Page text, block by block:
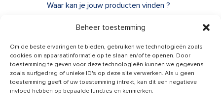
Beheer toestemming
Om de beste ervaringen te bieden, gebruiken we technologieën zoals
cookies om apparaatinformatie op te slaan en/of te openen. Door
toestemming te geven voor deze technologieën kunnen we gegevens
zoals surfgedrag of unieke ID's op deze site verwerken. Als u geen
toestemming geeft of uw toestemming intrekt, kan dit een negatieve
invloed hebben op bepaalde functies en kenmerken.
Heb je advies nodig?
Een vraag?
Waar kan je jouw producten vinden ?
Over Dilea
FAQ